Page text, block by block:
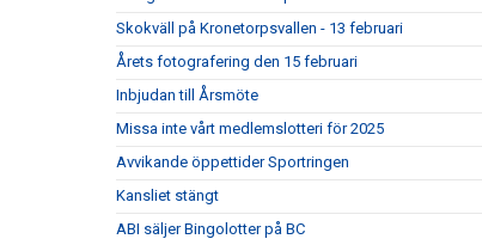
Skokväll på Kronetorpsvallen - 13 februari
Årets fotografering den 15 februari
Inbjudan till Årsmöte
Missa inte vårt medlemslotteri för 2025
Avvikande öppettider Sportringen
Kansliet stängt
ABI säljer Bingolotter på BC